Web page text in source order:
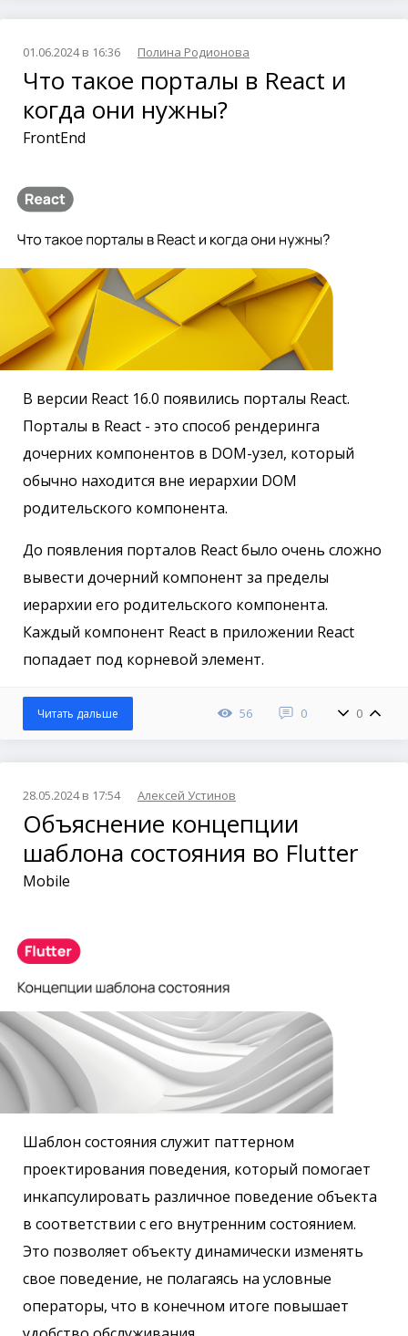
01.06.2024 в 16:36 Полина Родионова
Что такое порталы в React и
когда они нужны?
FrontEnd
В версии React 16.0 появились порталы React.
Порталы в React - это способ рендеринга
дочерних компонентов в DOM-узел, который
обычно находится вне иерархии DOM
родительского компонента.
До появления порталов React было очень сложно
вывести дочерний компонент за пределы
иерархии его родительского компонента.
Каждый компонент React в приложении React
попадает под корневой элемент.
56 0 0
Читать дальше
28.05.2024 в 17:54 Алексей Устинов
Объяснение концепции
шаблона состояния во Flutter
Mobile
Шаблон состояния служит паттерном
проектирования поведения, который помогает
инкапсулировать различное поведение объекта
в соответствии с его внутренним состоянием.
Это позволяет объекту динамически изменять
свое поведение, не полагаясь на условные
операторы, что в конечном итоге повышает